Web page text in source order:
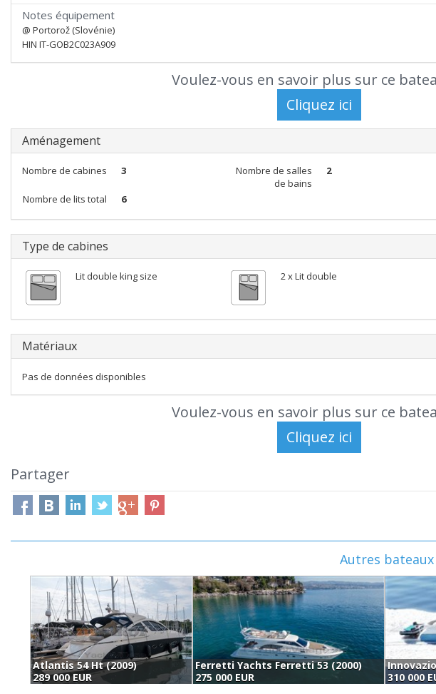
Notes équipement
@ Portorož (Slovénie)
HIN IT-GOB2C023A909
Voulez-vous en savoir plus sur ce
Aménagement
Nombre de cabines 3
Nombre de salles
de bains
2
Nombre de lits total 6
Type de cabines
Lit double king size 2 x Lit double
Matériaux
Pas de données disponibles
Voulez-vous en savoir plus sur ce
Partager
Autres
Atlantis 54 Ht (2009)
289 000 EUR
Ferretti Yachts Ferretti 53 (2000)
275 000 EUR
310 000